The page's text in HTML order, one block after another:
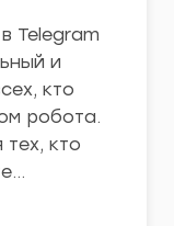
Telegram
и
кто
робота.
кто